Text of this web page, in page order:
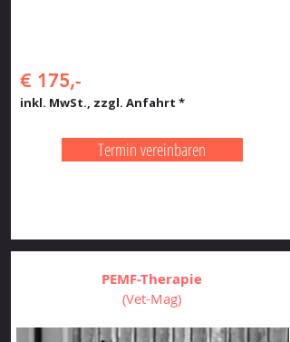
€ 175,-
inkl. MwSt., zzgl. Anfahrt *
Termin vereinbaren
PEMF-Therapie
(Vet-Mag)